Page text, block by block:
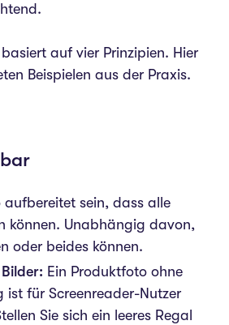
basiert auf vier Prinzipien. Hier
Beispielen aus der Praxis.
aufbereitet sein, dass alle
können. Unabhängig davon,
oder beides können.
Ein Produktfoto ohne
ist für Screenreader-Nutzer
Sie sich ein leeres Regal